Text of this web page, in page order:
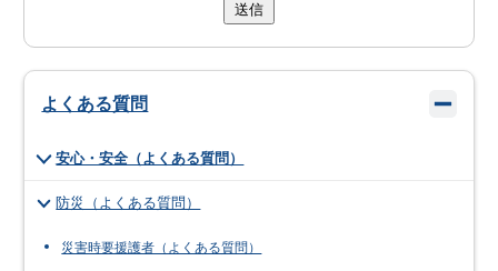
送信
よくある質問
安心・安全（よくある質問）
防災（よくある質問）
災害時要援護者（よくある質問）